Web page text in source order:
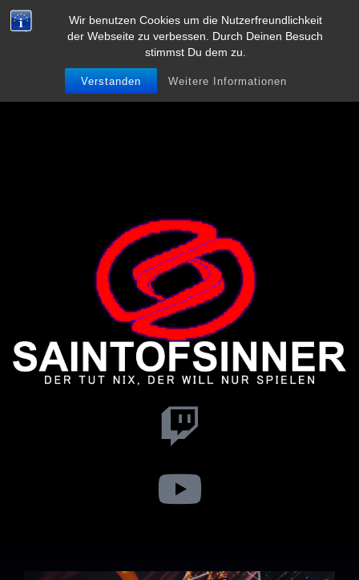
Wir benutzen Cookies um die Nutzerfreundlichkeit
der Webseite zu verbessen. Durch Deinen Besuch
stimmst Du dem zu.
Verstanden Weitere Informationen
Zum
Inhalt
SaintofSinner
Linux, Gaming, Open Source
Hauptmenü